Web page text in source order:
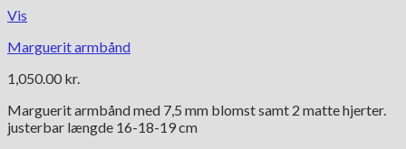
Vis
Marguerit armbånd
1,050.00 kr.
Marguerit armbånd med 7,5 mm blomst samt 2 matte hjerter.
justerbar længde 16-18-19 cm